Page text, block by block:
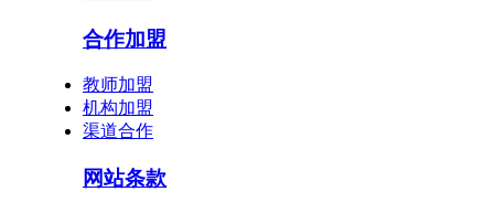
合作加盟
教师加盟
机构加盟
渠道合作
网站条款